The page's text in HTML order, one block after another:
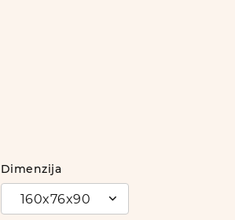
Dimenzija
160x76x90